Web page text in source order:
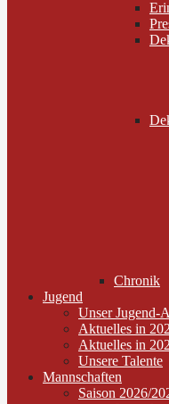
Chronik
Jugend
Unser Jugend-
Aktuelles in
Aktuelles in
Unsere Talente
Mannschaften
Saison 2026/